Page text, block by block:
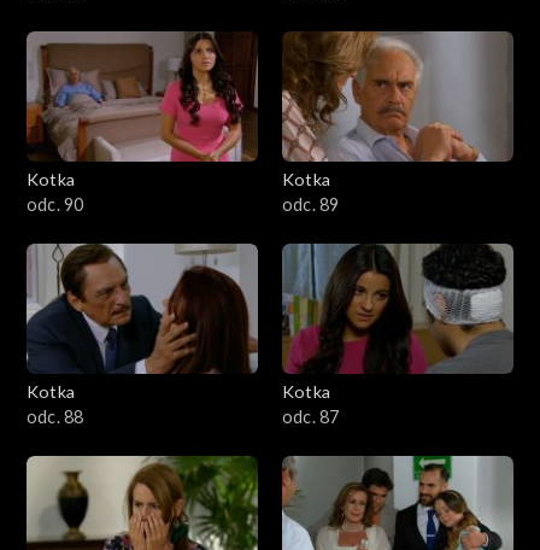
Kotka
odc. 90
Kotka
odc. 89
Kotka
odc. 88
Kotka
odc. 87